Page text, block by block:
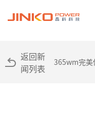
返回新
闻列表
365wm完